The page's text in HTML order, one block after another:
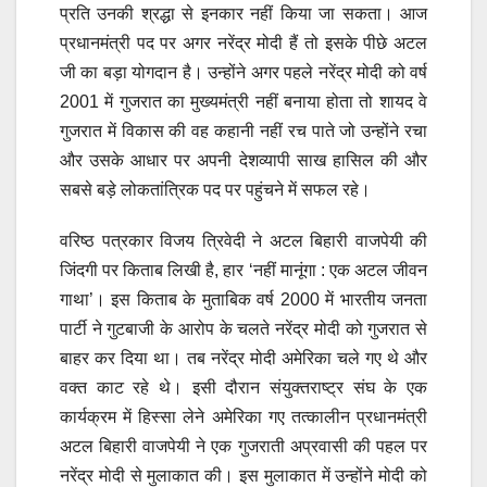
प्रति उनकी श्रद्धा से इनकार नहीं किया जा सकता। आज
प्रधानमंत्री पद पर अगर नरेंद्र मोदी हैं तो इसके पीछे अटल
जी का बड़ा योगदान है। उन्होंने अगर पहले नरेंद्र मोदी को वर्ष
2001 में गुजरात का मुख्यमंत्री नहीं बनाया होता तो शायद वे
गुजरात में विकास की वह कहानी नहीं रच पाते जो उन्होंने रचा
और उसके आधार पर अपनी देशव्यापी साख हासिल की और
सबसे बड़े लोकतांत्रिक पद पर पहुंचने में सफल रहे।
वरिष्ठ पत्रकार विजय त्रिवेदी ने अटल बिहारी वाजपेयी की
जिंदगी पर किताब लिखी है, हार ‘नहीं मानूंगा : एक अटल जीवन
गाथा’। इस किताब के मुताबिक वर्ष 2000 में भारतीय जनता
पार्टी ने गुटबाजी के आरोप के चलते नरेंद्र मोदी को गुजरात से
बाहर कर दिया था। तब नरेंद्र मोदी अमेरिका चले गए थे और
वक्त काट रहे थे। इसी दौरान संयुक्तराष्ट्र संघ के एक
कार्यक्रम में हिस्सा लेने अमेरिका गए तत्कालीन प्रधानमंत्री
अटल बिहारी वाजपेयी ने एक गुजराती अप्रवासी की पहल पर
नरेंद्र मोदी से मुलाकात की। इस मुलाकात में उन्होंने मोदी को